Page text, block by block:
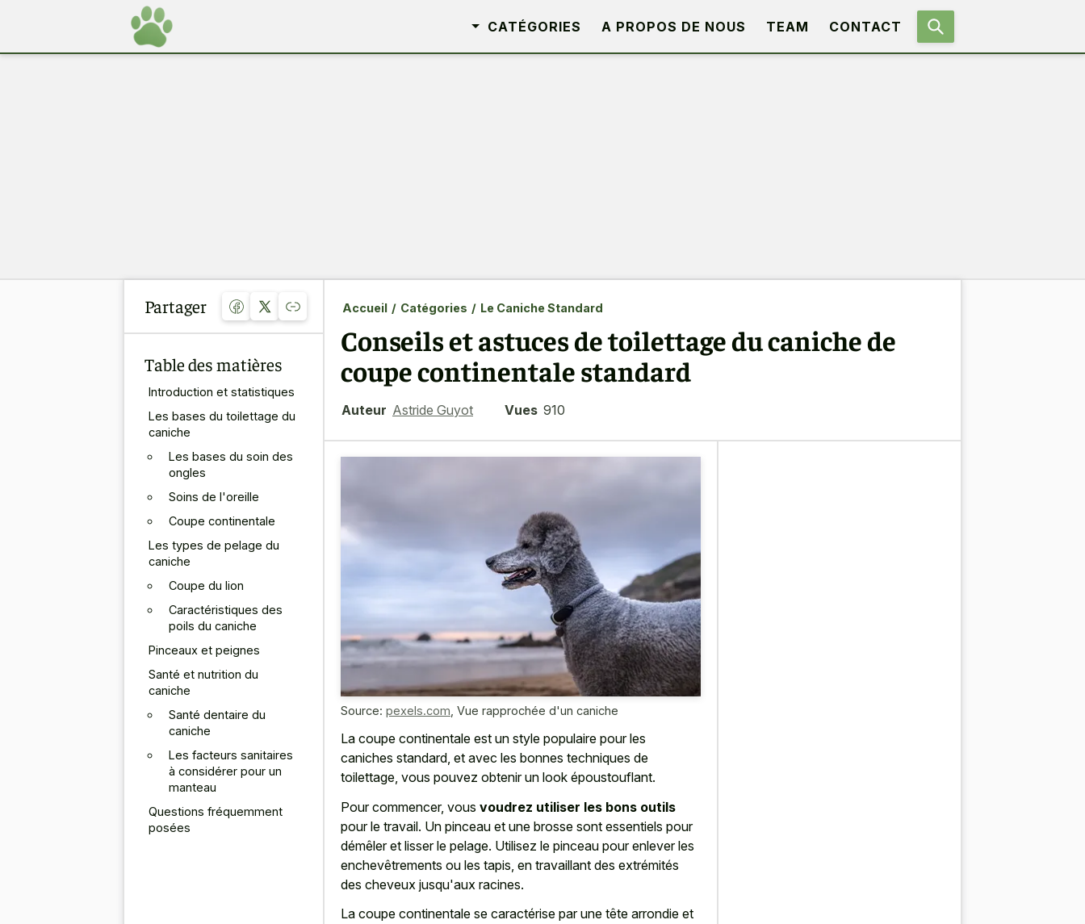
CATÉGORIES A PROPOS DE NOUS TEAM CONTACT
Partager
Table des matières
Introduction et statistiques
Les bases du toilettage du
caniche
Les bases du soin des
ongles
Soins de l'oreille
Coupe continentale
Les types de pelage du
caniche
Coupe du lion
Caractéristiques des
poils du caniche
Pinceaux et peignes
Santé et nutrition du
caniche
Santé dentaire du
caniche
Les facteurs sanitaires
à considérer pour un
manteau
Questions fréquemment
posées
Accueil / Catégories / Le Caniche Standard
Conseils et astuces de toilettage du caniche de
coupe continentale standard
Auteur Astride Guyot Vues 910
Source: pexels.com Vue rapprochée d'un caniche
La coupe continentale est un style populaire pour les
caniches standard, et avec les bonnes techniques de
toilettage, vous pouvez obtenir un look époustouflant.
Pour commencer, vous voudrez utiliser les bons outils
pour le travail. Un pinceau et une brosse sont essentiels pour
démêler et lisser le pelage. Utilisez le pinceau pour enlever les
enchevêtrements ou les tapis, en travaillant des extrémités
des cheveux jusqu'aux racines.
La coupe continentale se caractérise par une tête arrondie et